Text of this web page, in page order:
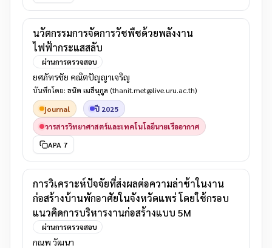
นวัตกรรมการจัดการวัชพืชด้วยพลังงาน
ไฟฟ้ากระแสสลับ
ผ่านการตรวจสอบ
ยศภัทรชัย คณิตปัญญาเจริญ
บันทึกโดย: ธนิต เมธีนุกูล (thanit.met@live.uru.ac.th)
journal
ปี 2025
วารสารวิทยาศาสตร์และเทคโนโลยีนายเรืออากาศ
APA 7
การวิเคราะห์ปัจจัยที่ส่งผลต่อความล่าช้าในงาน
ก่อสร้างบ้านพักอาศัยในจังหวัดแพร่ โดยใช้กรอบ
แนวคิดการบริหารงานก่อสร้างแบบ 5M
ผ่านการตรวจสอบ
กณพ วัฒนา